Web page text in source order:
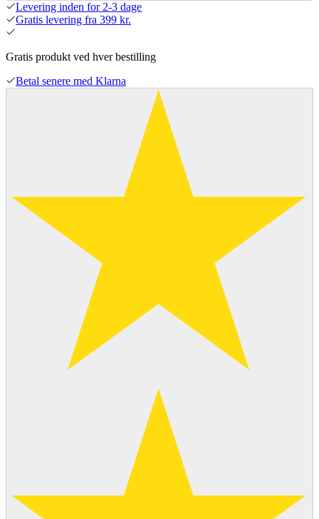
Levering inden for 2-3 dage
Gratis levering fra 399 kr.
Gratis produkt ved hver bestilling
Betal senere med Klarna